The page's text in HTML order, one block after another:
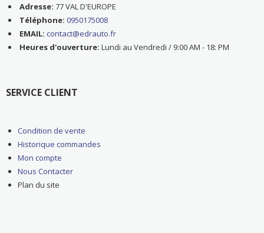
Adresse: 77 VAL D'EUROPE
Téléphone: 0950175008
EMAIL: contact@edrauto.fr
Heures d'ouverture: Lundi au Vendredi / 9:00 AM - 18: PM
SERVICE CLIENT
Condition de vente
Historique commandes
Mon compte
Nous Contacter
Plan du site